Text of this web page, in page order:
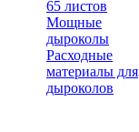
65 листов
Мощные
дыроколы
Расходные
материалы для
дыроколов